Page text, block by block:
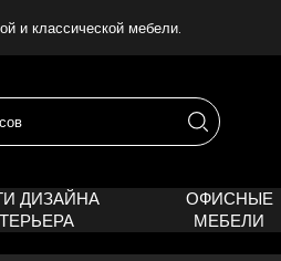
и классической мебели.
ДИЗАЙНА
ОФИСНЫЕ
МЕБЕЛИ